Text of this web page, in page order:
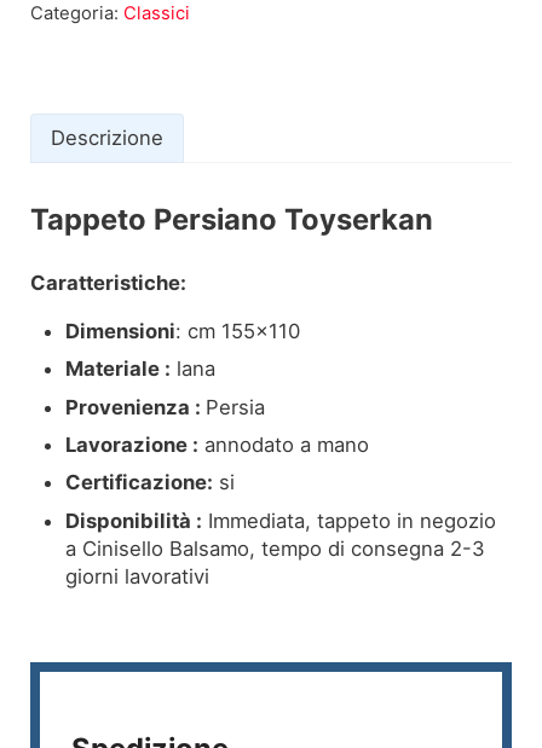
Categoria: Classici
Descrizione
Descrizione
Tappeto Persiano Toyserkan
Caratteristiche:
Dimensioni: cm 155×110
Materiale : lana
Provenienza : Persia
Lavorazione : annodato a mano
Certificazione: si
Disponibilità : Immediata, tappeto in negozio
a Cinisello Balsamo, tempo di consegna 2-3
giorni lavorativi